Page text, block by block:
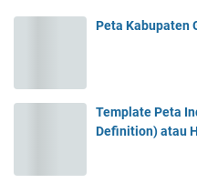
Peta Kabupaten
Template Peta
Definition) atau